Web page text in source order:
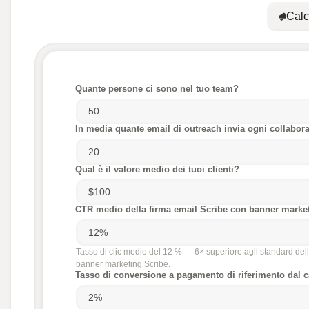
Quante persone ci sono nel tuo team?
In media quante email di outreach invia ogni
Qual è il valore medio dei tuoi clienti?
CTR medio della firma email Scribe con banner
Tasso di clic medio del 12 % — 6× superiore agli standard
banner marketing Scribe.
Tasso di conversione a pagamento di riferimento dal